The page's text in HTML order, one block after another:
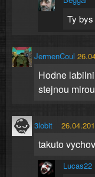
Ty
JermenCoul
Hodne
stejnou
3lobit
takuto
Lucas22